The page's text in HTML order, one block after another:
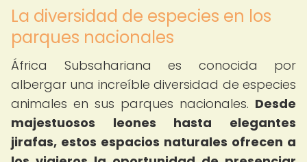
La diversidad de especies en los
parques nacionales
África Subsahariana es conocida por
albergar una increíble diversidad de especies
animales en sus parques nacionales. Desde
majestuosos leones hasta elegantes
jirafas, estos espacios naturales ofrecen a